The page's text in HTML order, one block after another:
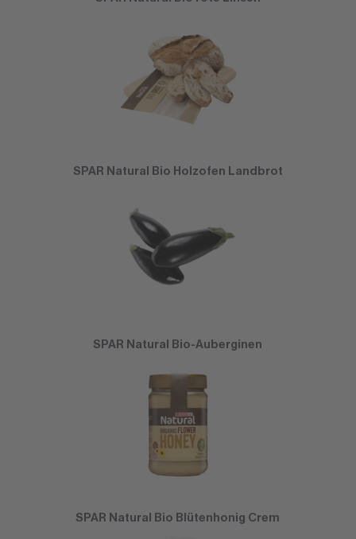
SPAR Natural Bio Holzofen Landbrot
SPAR Natural Bio-Auberginen
SPAR Natural Bio Blütenhonig Crem